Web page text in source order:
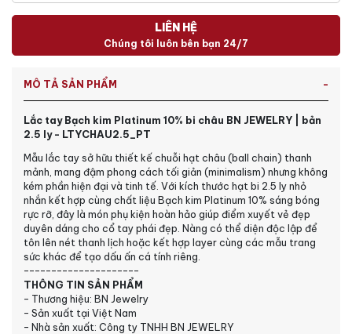
LIÊN HỆ
Chúng tôi luôn bên bạn 24/7
MÔ TẢ SẢN PHẨM
Lắc tay Bạch kim Platinum 10% bi châu BN JEWELRY | bản
2.5 ly - LTYCHAU2.5_PT
Mẫu lắc tay sở hữu thiết kế chuỗi hạt châu (ball chain) thanh
mảnh, mang đậm phong cách tối giản (minimalism) nhưng không
kém phần hiện đại và tinh tế. Với kích thước hạt bi 2.5 ly nhỏ
nhắn kết hợp cùng chất liệu Bạch kim Platinum 10% sáng bóng
rực rỡ, đây là món phụ kiện hoàn hảo giúp điểm xuyết vẻ đẹp
duyên dáng cho cổ tay phái đẹp. Nàng có thể diện độc lập để
tôn lên nét thanh lịch hoặc kết hợp layer cùng các mẫu trang
sức khác để tạo dấu ấn cá tính riêng.
---------------------
THÔNG TIN SẢN PHẨM
- Thương hiệu: BN Jewelry
- Sản xuất tại Việt Nam
- Nhà sản xuất: Công ty TNHH BN JEWELRY